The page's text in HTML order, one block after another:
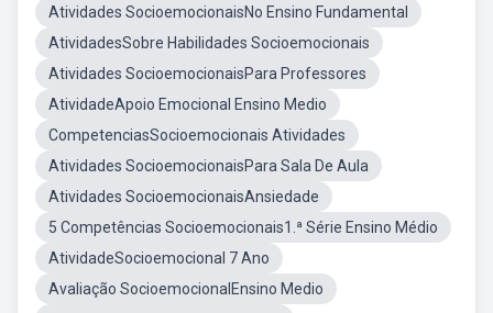
Atividades SocioemocionaisNo Ensino Fundamental
AtividadesSobre Habilidades Socioemocionais
Atividades SocioemocionaisPara Professores
AtividadeApoio Emocional Ensino Medio
CompetenciasSocioemocionais Atividades
Atividades SocioemocionaisPara Sala De Aula
Atividades SocioemocionaisAnsiedade
5 Competências Socioemocionais1.ª Série Ensino Médio
AtividadeSocioemocional 7 Ano
Avaliação SocioemocionalEnsino Medio